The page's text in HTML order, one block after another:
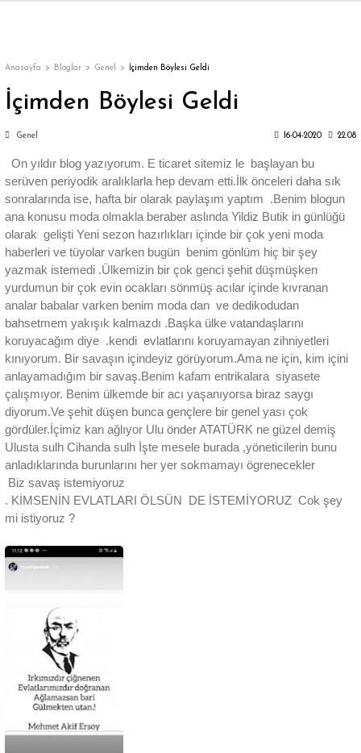
Trençkot
Trençkot
Trençkot
Trençkot
Anasayfa Bloglar Genel İçimden Böylesi Geldi
İçimden Böylesi Geldi
Genel 16-04-2020 22:08
On yıldır blog yazıyorum. E ticaret sitemiz le başlayan bu
serüven periyodik aralıklarla hep devam etti.İlk önceleri daha sık
sonralarında ise, hafta bir olarak paylaşım yaptım .Benim blogun
ana konusu moda olmakla beraber aslında Yildiz Butik in günlüğü
olarak gelişti Yeni sezon hazırlıkları içinde bir çok yeni moda
haberleri ve tüyolar varken bugün benim gönlüm hiç bir şey
yazmak istemedi .Ülkemizin bir çok genci şehit düşmüşken
yurdumun bir çok evin ocakları sönmüş acılar içinde kıvranan
analar babalar varken benim moda dan ve dedikodudan
bahsetmem yakışık kalmazdı .Başka ülke vatandaşlarını
koruyacağım diye .kendi evlatlarını koruyamayan zihniyetleri
kınıyorum. Bir savaşın içindeyiz görüyorum.Ama ne için, kim içini
anlayamadığım bir savaş.Benim kafam entrikalara siyasete
çalışmıyor. Benim ülkemde bir acı yaşanıyorsa biraz saygı
diyorum.Ve şehit düşen bunca gençlere bir genel yası çok
gördüler.İçimiz kan ağlıyor Ulu önder ATATÜRK ne güzel demiş
Ulusta sulh Cihanda sulh İşte mesele burada ,yöneticilerin bunu
anladıklarında burunlarını her yer sokmamayı ögrenecekler
Biz savaş istemiyoruz
. KİMSENİN EVLATLARI ÖLSÜN DE İSTEMİYORUZ Cok şey
mi istiyoruz ?